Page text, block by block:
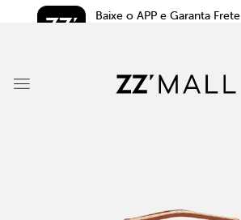
Baixe o APP e Garanta Frete